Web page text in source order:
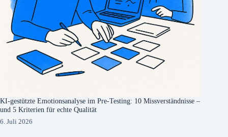
KI-gestützte Emotionsanalyse im Pre-Testing: 10 Missverständnisse –
und 5 Kriterien für echte Qualität
6. Juli 2026